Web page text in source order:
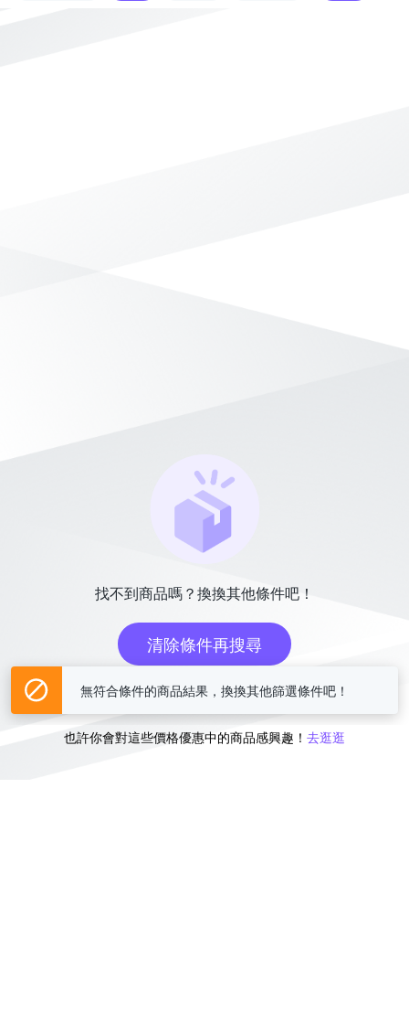
找不到商品嗎？換換其他條件吧！
清除條件再搜尋
或
也許你會對這些價格優惠中的商品感興趣！ 去逛逛
無符合條件的商品結果，換換其他篩選條件吧！